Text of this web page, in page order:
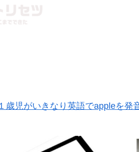
歳児がいきなり英語でappleを発